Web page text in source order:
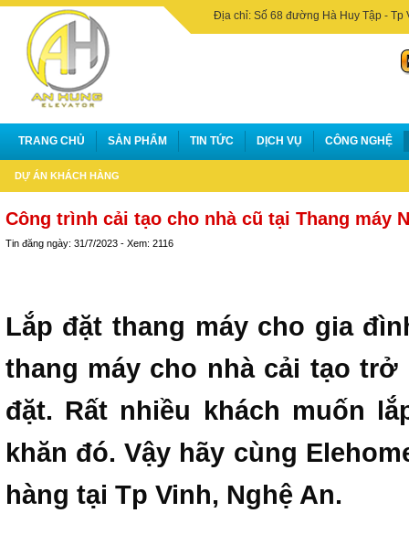
Địa chỉ: Số 68 đường Hà Huy Tập - Tp
TRANG CHỦ SẢN PHẨM TIN TỨC DỊCH VỤ CÔNG NGHỆ
DỰ ÁN KHÁCH HÀNG
Công trình cải tạo cho nhà cũ tại Thang máy
Tin đăng ngày: 31/7/2023 - Xem: 2116
Lắp đặt thang máy cho gia
thang máy cho nhà cải tạo
đặt. Rất nhiều khách muốn
khăn đó. Vậy hãy cùng
hàng tại Tp Vinh, Nghệ An.